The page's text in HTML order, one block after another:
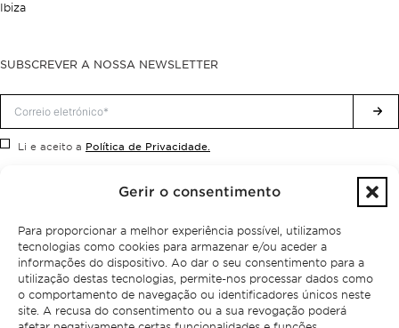
Gerir o consentimento
Para proporcionar a melhor experiência possível, utilizamos
tecnologias como cookies para armazenar e/ou aceder a
informações do dispositivo. Ao dar o seu consentimento para a
utilização destas tecnologias, permite-nos processar dados como
o comportamento de navegação ou identificadores únicos neste
site. A recusa do consentimento ou a sua revogação poderá
Ibiza
SUBSCREVER A NOSSA NEWSLETTER
Li e aceito a Política de Privacidade.